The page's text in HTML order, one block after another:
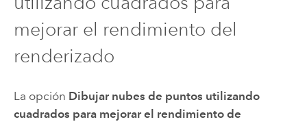
mejorar el rendimiento del
renderizado
La opción Dibujar nubes de puntos utilizando
cuadrados para mejorar el rendimiento de